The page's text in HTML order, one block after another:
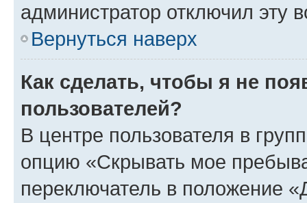
администратор отключил эту
Вернуться наверх
Как сделать, чтобы я не
пользователей?
В центре пользователя в
опцию «Скрывать мое
переключатель в положение